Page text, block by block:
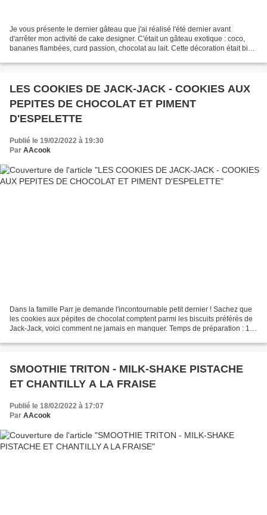
Je vous présente le dernier gâteau que j'ai réalisé l'été dernier avant
d'arrêter mon activité de cake designer. C'était un gâteau exotique : coco,
bananes flambées, curd passion, chocolat au lait. Cette décoration était bien
LES COOKIES DE JACK-JACK - COOKIES AUX
PEPITES DE CHOCOLAT ET PIMENT
D'ESPELETTE
Publié le 19/02/2022 à 19:30
Par AAcook
Dans la famille Parr je demande l'incontournable petit dernier ! Sachez que
les cookies aux pépites de chocolat comptent parmi les biscuits préférés de
Jack-Jack, voici comment ne jamais en manquer. Temps de préparation : 15
SMOOTHIE TRITON - MILK-SHAKE PISTACHE
ET CHANTILLY A LA FRAISE
Publié le 18/02/2022 à 17:07
Par AAcook